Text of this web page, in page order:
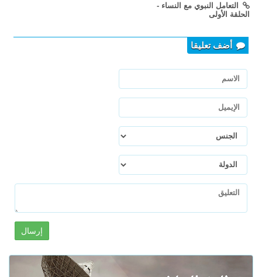
التعامل النبوي مع النساء -
الحلقة الأولى
أضف تعليقا
إرسال